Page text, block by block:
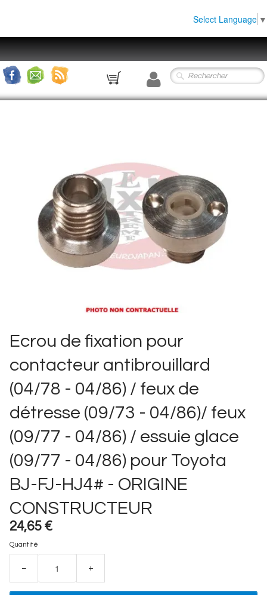
Select Language ▼
Ecrou de fixation pour
contacteur antibrouillard
(04/78 - 04/86) / feux de
détresse (09/73 - 04/86)/ feux
(09/77 - 04/86) / essuie glace
(09/77 - 04/86) pour Toyota
BJ-FJ-HJ4# - ORIGINE
CONSTRUCTEUR
24,65 €
Quantité
− +